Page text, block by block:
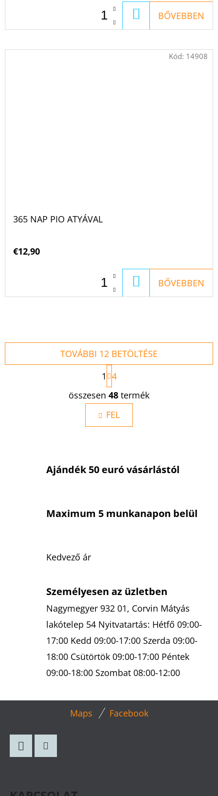
KOSÁRBA
BŐVEBBEN
365 NAP PIO ATYÁVAL
€12,90
KOSÁRBA
BŐVEBBEN
Kód: 14908
L
I
S
T
R
Á
Í
E
M
E
I
TOVÁBBI 12 BETÖLTÉSE
L
A
P
O
Z
Á
S
1 4
összesen 48 termék
FEL
Ajándék 50 euró vásárlástól
Maximum 5 munkanapon belül
Kedvező ár
Személyesen az üzletben
Nagymegyer 932 01, Corvin Mátyás
lakótelep 54 Nyitvatartás: Hétfő 09:00-
17:00 Kedd 09:00-17:00 Szerda 09:00-
18:00 Csütörtök 09:00-17:00 Péntek
09:00-18:00 Szombat 08:00-12:00
Maps Facebook